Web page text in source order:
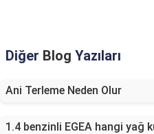
Diğer Blog Yazıları
Ani Terleme Neden Olur
1.4 benzinli EGEA hangi yağ